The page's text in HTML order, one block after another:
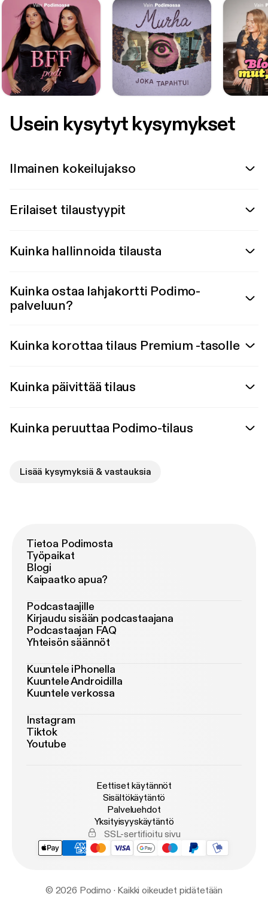
Usein kysytyt kysymykset
Ilmainen kokeilujakso
Erilaiset tilaustyypit
Kuinka hallinnoida tilausta
Kuinka ostaa lahjakortti Podimo-
palveluun?
Kuinka korottaa tilaus Premium -tasolle
Kuinka päivittää tilaus
Kuinka peruuttaa Podimo-tilaus
Lisää kysymyksiä & vastauksia
Tietoa Podimosta
Työpaikat
Blogi
Kaipaatko apua?
Podcastaajille
Kirjaudu sisään podcastaajana
Podcastaajan FAQ
Yhteisön säännöt
Kuuntele iPhonella
Kuuntele Androidilla
Kuuntele verkossa
Instagram
Tiktok
Youtube
Eettiset käytännöt
Sisältökäytäntö
Palveluehdot
Yksityisyyskäytäntö
SSL-sertifioitu sivu
© 2026 Podimo · Kaikki oikeudet pidätetään